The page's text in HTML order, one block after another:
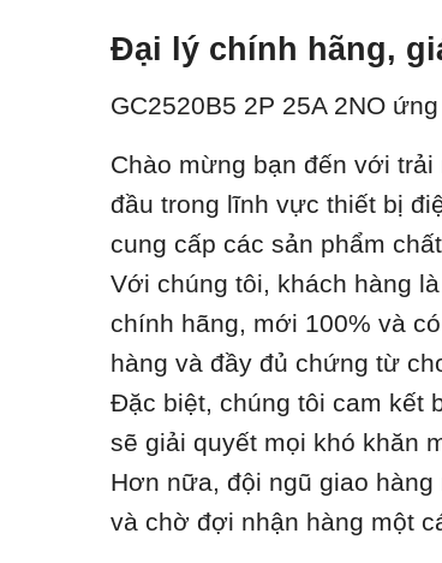
Đại lý chính hãng,
GC2520B5 2P 25A 2NO ứ
Chào mừng bạn đến với
đầu trong lĩnh vực thiết bị
cung cấp các sản phẩm
Với chúng tôi, khách hàng
chính hãng, mới 100% và
hàng và đầy đủ chứng từ
Đặc biệt, chúng tôi cam kết
sẽ giải quyết mọi khó khăn
Hơn nữa, đội ngũ giao
và chờ đợi nhận hàng một